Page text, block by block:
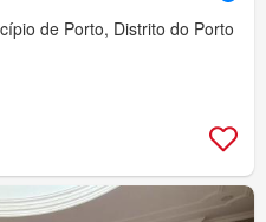
de Porto, Distrito do Porto